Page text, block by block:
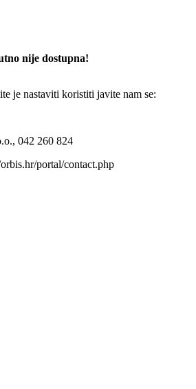
nije dostupna!
je nastaviti koristiti javite nam se:
042 260 824
portal/contact.php